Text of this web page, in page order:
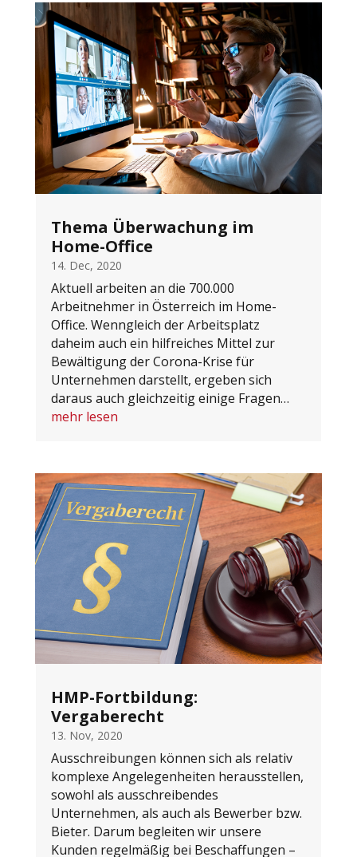
Thema Überwachung im
Home-Office
14. Dec, 2020
Aktuell arbeiten an die 700.000
Arbeitnehmer in Österreich im Home-
Office. Wenngleich der Arbeitsplatz
daheim auch ein hilfreiches Mittel zur
Bewältigung der Corona-Krise für
Unternehmen darstellt, ergeben sich
daraus auch gleichzeitig einige Fragen…
mehr lesen
HMP-Fortbildung:
Vergaberecht
13. Nov, 2020
Ausschreibungen können sich als relativ
komplexe Angelegenheiten herausstellen,
sowohl als ausschreibendes
Unternehmen, als auch als Bewerber bzw.
Bieter. Darum begleiten wir unsere
Kunden regelmäßig bei Beschaffungen –